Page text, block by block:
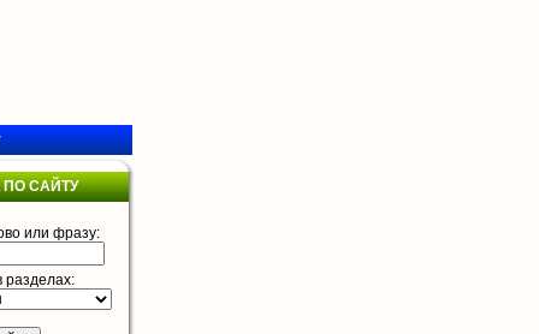
САЙТУ
или фразу:
разделах: